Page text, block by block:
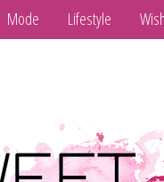
Mode Lifestyle